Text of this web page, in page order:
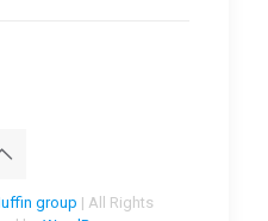
group | All Rights